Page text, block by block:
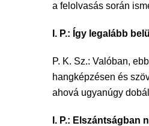
a felolvasás során
I. P.: Így legalább
P. K. Sz.: Valóban,
hangképzésen és
ahová ugyanúgy
I. P.: Elszántságban